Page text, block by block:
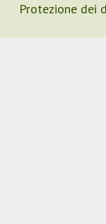
Protezione dei